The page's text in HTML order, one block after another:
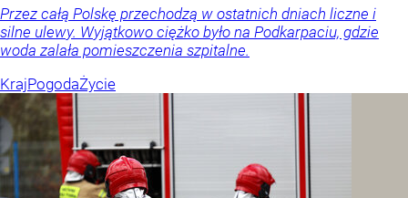
Przez całą Polskę przechodzą w ostatnich dniach liczne i
silne ulewy. Wyjątkowo ciężko było na Podkarpaciu, gdzie
woda zalała pomieszczenia szpitalne.
KrajPogodaŻycie